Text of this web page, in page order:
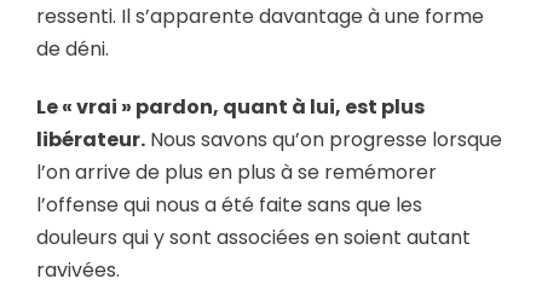
ressenti. Il s’apparente davantage à une forme
de déni.
Le « vrai » pardon, quant à lui, est plus
libérateur. Nous savons qu’on progresse lorsque
l’on arrive de plus en plus à se remémorer
l’offense qui nous a été faite sans que les
douleurs qui y sont associées en soient autant
ravivées.